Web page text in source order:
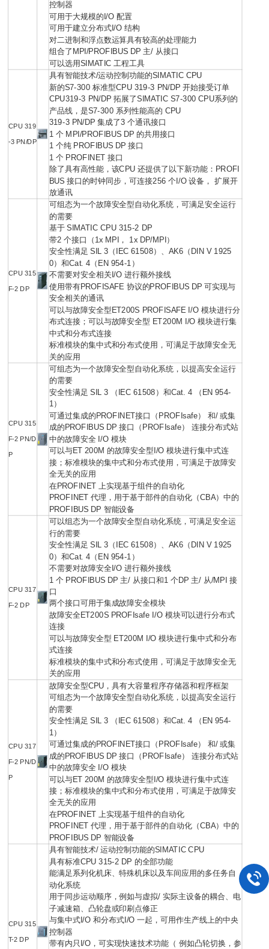
控制器
可用于大规模的I/O 配置
可用于建立分布式I/O 结构
对二进制和浮点数运算具有较高的处理能力
组合了MPI/PROFIBUS DP 主/ 从接口
可以选用SIMATIC 工程工具
CPU 319
-3 PN/DP
具有智能技术/运动控制功能的SIMATIC CPU
新的S7-300 标准型CPU 319-3 PN/DP 开始接受订单
CPU319-3 PN/DP 拓展了SIMATIC S7-300 CPU系列的
产品线，是S7-300 系列性能高的 CPU
319-3 PN/DP 集成了3 个通讯接口
1 个 MPI/PROFIBUS DP 的共用接口
1 个纯 PROFIBUS DP 接口
1 个 PROFINET 接口
除了具有高性能，该CPU 还提供了以下新功能：PROFI
BUS 接口的时钟同步，可连接256 个I/O 设备， 扩展开
放通讯
CPU 315
F-2 DP
可组态为一个故障安全型自动化系统，可满足安全运行
的需要
基于 SIMATIC CPU 315-2 DP
带2 个接口（1x MPI， 1x DP/MPI）
安全性满足 SIL 3（IEC 61508）、AK6（DIN V 1925
0）和Cat. 4（EN 954-1）
不需要对安全相关I/O 进行额外接线
使用带有PROFISAFE 协议的PROFIBUS DP 可实现与
安全相关的通讯
可以与故障安全型ET200S PROFISAFE I/O 模块进行分
布式连接；可以与故障安全型 ET200M I/O 模块进行集
中式和分布式连接
标准模块的集中式和分布式使用，可满足于故障安全无
关的应用
CPU 315
F-2 PN/D
P
可组态为一个故障安全型自动化系统，以提高安全运行
的需要
安全性满足 SIL 3 （IEC 61508）和Cat. 4 （EN 954-
1）
可通过集成的PROFINET接口（PROFIsafe） 和/ 或集
成的PROFIBUS DP 接口（PROFIsafe） 连接分布式站
中的故障安全 I/O 模块
可以与ET 200M 的故障安全型I/O 模块进行集中式连
接；标准模块的集中式和分布式使用，可满足于故障安
全无关的应用
在PROFINET 上实现基于组件的自动化
PROFINET 代理，用于基于部件的自动化（CBA）中的
PROFIBUS DP 智能设备
CPU 317
F-2 DP
可以组态为一个故障安全型自动化系统，可满足安全运
行的需要
安全性满足 SIL 3（IEC 61508）、AK6（DIN V 1925
0）和Cat. 4（EN 954-1）
不需要对故障安全I/O 进行额外接线
1 个 PROFIBUS DP 主/ 从接口和1 个DP 主/ 从/MPI 接
口
两个接口可用于集成故障安全模块
故障安全ET200S PROFIsafe I/O 模块可以进行分布式
连接
可以与故障安全型 ET200M I/O 模块进行集中式和分布
式连接
标准模块的集中式和分布式使用，可满足于故障安全无
关的应用
CPU 317
F-2 PN/D
P
故障安全型CPU，具有大容量程序存储器和程序框架
可组态为一个故障安全型自动化系统，以提高安全运行
的需要
安全性满足 SIL 3 （IEC 61508）和Cat. 4 （EN 954-
1）
可通过集成的PROFINET接口（PROFIsafe） 和/ 或集
成的PROFIBUS DP 接口（PROFIsafe） 连接分布式站
中的故障安全 I/O 模块
可以与ET 200M 的故障安全型I/O 模块进行集中式连
接；标准模块的集中式和分布式使用，可满足于故障安
全无关的应用
在PROFINET 上实现基于组件的自动化
PROFINET 代理，用于基于部件的自动化（CBA）中的
PROFIBUS DP 智能设备
CPU 315
T-2 DP
具有智能技术/ 运动控制功能的SIMATIC CPU
具有标准CPU 315-2 DP 的全部功能
能满足系列化机床、特殊机床以及车间应用的多任务自
动化系统
用于同步运动顺序，例如与虚拟/ 实际主设备的耦合、电
子减速箱、凸轮盘或印刷点修正
与集中式I/O 和分布式I/O 一起，可用作生产线上的中央
控制器
带有内只I/O，可实现快速技术功能（ 例如凸轮切换，参